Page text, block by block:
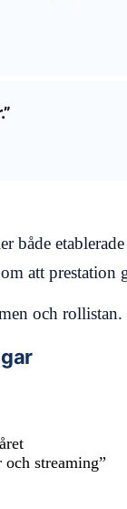
att
och rollistan.
streaming”